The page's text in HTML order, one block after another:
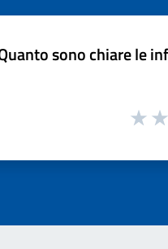
sono chiare le